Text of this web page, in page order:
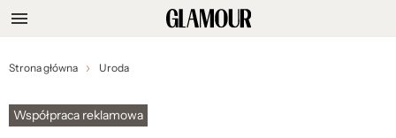
Strona główna Uroda
Współpraca reklamowa